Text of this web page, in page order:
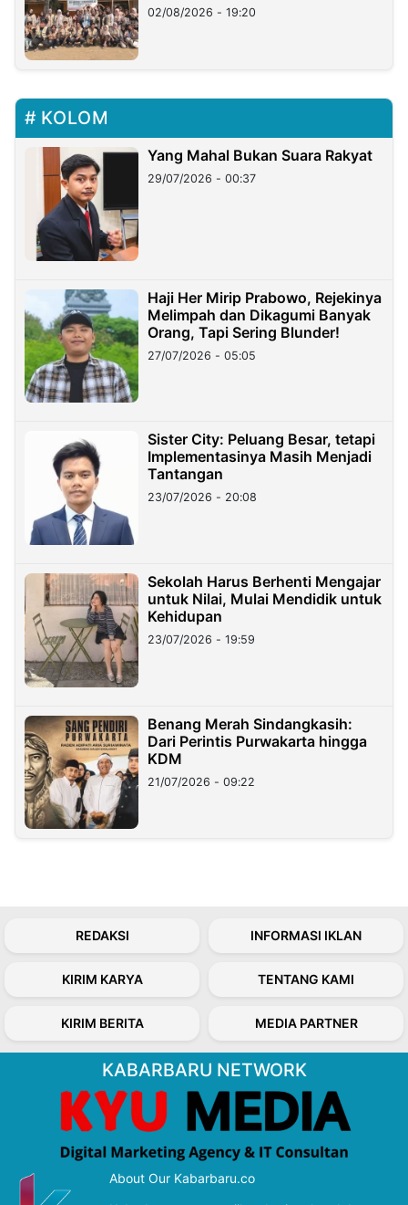
02/08/2026 - 19:20
KOLOM
Yang Mahal Bukan Suara Rakyat
29/07/2026 - 00:37
Haji Her Mirip Prabowo, Rejekinya
Melimpah dan Dikagumi Banyak
Orang, Tapi Sering Blunder!
27/07/2026 - 05:05
Sister City: Peluang Besar, tetapi
Implementasinya Masih Menjadi
Tantangan
23/07/2026 - 20:08
Sekolah Harus Berhenti Mengajar
untuk Nilai, Mulai Mendidik untuk
Kehidupan
23/07/2026 - 19:59
Benang Merah Sindangkasih:
Dari Perintis Purwakarta hingga
KDM
21/07/2026 - 09:22
REDAKSI INFORMASI IKLAN
KIRIM KARYA TENTANG KAMI
KIRIM BERITA MEDIA PARTNER
KABARBARU NETWORK
About Our Kabarbaru.co